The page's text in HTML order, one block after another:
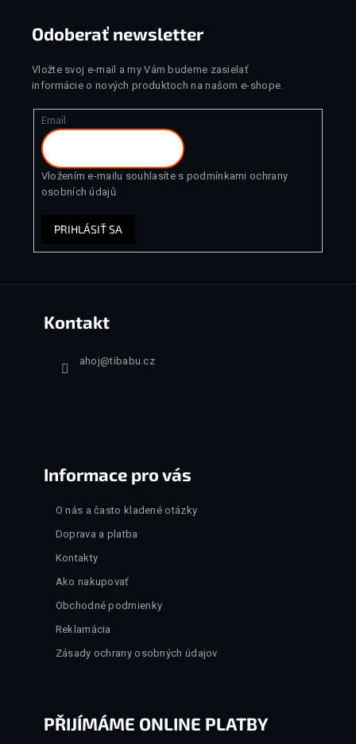
Odoberať newsletter
Vložte svoj e-mail a my Vám budeme zasielať
informácie o nových produktoch na našom e-shope.
Email
Vložením e-mailu souhlasíte s podmínkami ochrany
osobních údajů
PRIHLÁSIŤ SA
Kontakt
ahoj@tibabu.cz
Informace pro vás
O nás a často kladené otázky
Doprava a platba
Kontakty
Ako nakupovať
Obchodné podmienky
Reklamácia
Zásady ochrany osobných údajov
PŘIJÍMÁME ONLINE PLATBY